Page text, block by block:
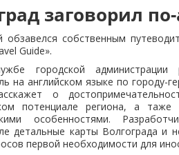
заговорил
обзавелся собственным
Guide».
городской
на английском языке по городу-
о
потенциале региона, а
особенностями.
детальные карты Волгограда и
первой необходимости для